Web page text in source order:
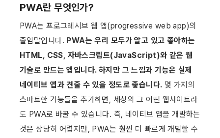
PWA란 무엇인가?
PWA는 프로그레시브 웹 앱(progressive web app)의
줄임말입니다. PWA는 우리 모두가 알고 있고 좋아하는
HTML, CSS, 자바스크립트(JavaScript)와 같은 웹
기술로 만드는 앱입니다. 하지만 그 느낌과 기능은 실제
네이티브 앱과 견줄 수 있을 정도로 좋습니다. 몇 가지의
스마트한 기능들을 추가하면, 세상의 그 어떤 웹사이트라
도 PWA로 바꿀 수 있습니다. 즉, 네이티브 앱을 개발하는
것은 상당히 어렵지만, PWA는 훨씬 더 빠르게 개발할 수